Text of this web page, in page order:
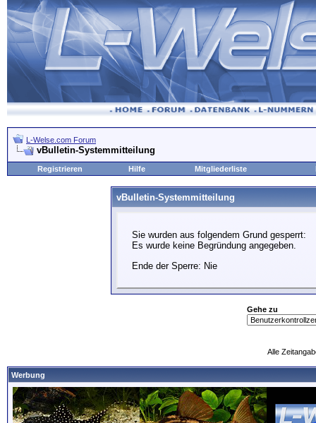
L-Welse.com Forum
vBulletin-Systemmitteilung
Registrieren Hilfe Mitgliederliste
vBulletin-Systemmitteilung
Sie wurden aus folgendem Grund gesperrt:
Es wurde keine Begründung angegeben.
Ende der Sperre: Nie
Gehe zu
Alle
Werbung